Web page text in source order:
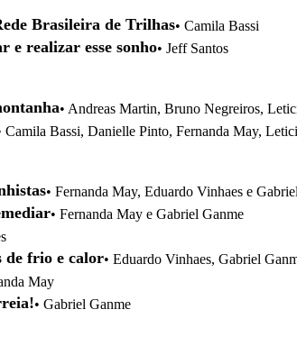
Brasileira de Trilhas• Camila Bassi
e realizar esse sonho• Jeff Santos
• Andreas Martin, Bruno Negreiros,
Camila Bassi, Danielle Pinto, Fernanda May,
• Fernanda May, Eduardo Vinhaes e
• Fernanda May e Gabriel Ganme
de frio e calor• Eduardo Vinhaes, Gabriel
May
• Gabriel Ganme